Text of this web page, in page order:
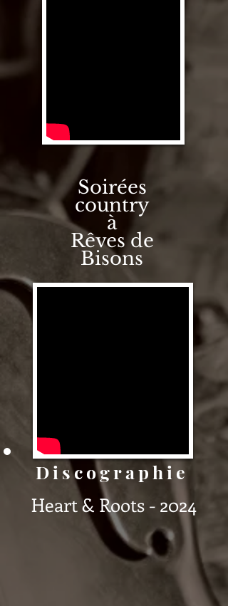
Soirées
country
à
Rêves de
Bisons
Discographie
Heart & Roots - 2024